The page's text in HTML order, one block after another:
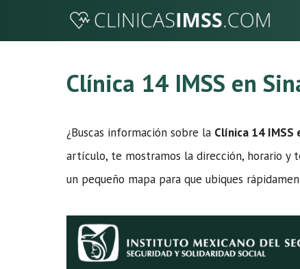
Clínica 14 IMSS en
¿Buscas información sobre la Clínica 14 IMSS
artículo, te mostramos la dirección, horario y
un pequeño mapa para que ubiques